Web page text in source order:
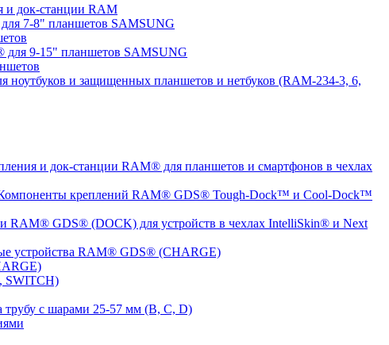
и док-станции RAM
7-8" планшетов SAMSUNG
для 9-15" планшетов SAMSUNG
ноутбуков и защищенных планшетов и нетбуков (RAM-234-3, 6,
и док-станции RAM® для планшетов и смартфонов в чехлах
креплений RAM® GDS® Tough-Dock™ и Cool-Dock™
RAM® GDS® (DOCK) для устройств в чехлах IntelliSkin® и Next
устройства RAM® GDS® (CHARGE)
SWITCH)
с шарами 25-57 мм (B, C, D)